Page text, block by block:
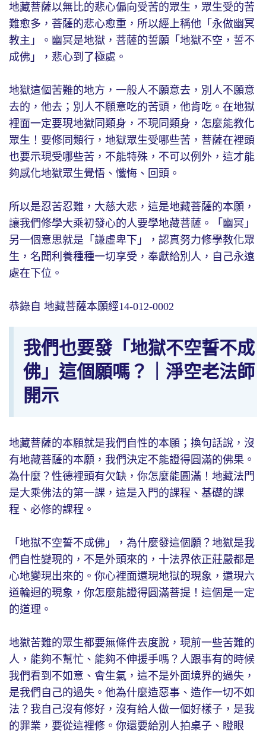
地藏菩薩以無比的悲心偏向受苦的眾生，眾生受的苦
難愈多，菩薩的悲心愈重，所以經上稱他「永做幽冥
教主」。幽冥是地獄，菩薩的誓願「地獄不空，誓不
成佛」，悲心到了極處。
地獄這個苦難的地方，一般人不願意去，別人不願意
去的，他去；別人不願意吃的苦頭，他肯吃。在地獄
裡面一定要現地獄同類身，不現同類身，怎麼能教化
眾生！要修同類行，地獄眾生受哪些苦，菩薩在裡頭
也要示現受哪些苦，不能特殊，不可以例外，這才能
夠感化地獄眾生覺悟、懺悔、回頭。
所以是忍苦忍難，大慈大悲，這是地藏菩薩的本願，
讓我們修學大乘初發心的人要學地藏菩薩。「幽冥」
另一個意思就是「謙虛卑下」，認真努力修學教化眾
生，名聞利養種種一切享受，奉獻給別人，自己永遠
處在下位。
恭錄自 地藏菩薩本願經14-012-0002
我們也要發「地獄不空誓不成
佛」這個願嗎？｜淨空老法師
開示
地藏菩薩的本願就是我們自性的本願；換句話說，沒
有地藏菩薩的本願，我們決定不能證得圓滿的佛果。
為什麼？性德裡頭有欠缺，你怎麼能圓滿！地藏法門
是大乘佛法的第一課，這是入門的課程、基礎的課
程、必修的課程。
「地獄不空誓不成佛」，為什麼發這個願？地獄是我
們自性變現的，不是外頭來的，十法界依正莊嚴都是
心地變現出來的。你心裡面還現地獄的現象，還現六
道輪迴的現象，你怎麼能證得圓滿菩提！這個是一定
的道理。
地獄苦難的眾生都要無條件去度脫，現前一些苦難的
人，能夠不幫忙、能夠不伸援手嗎？人跟事有的時候
我們看到不如意、會生氣，這不是外面境界的過失，
是我們自己的過失。他為什麼造惡事、造作一切不如
法？我自己沒有修好，沒有給人做一個好樣子，是我
的罪業，要從這裡修。你還要給別人拍桌子、瞪眼